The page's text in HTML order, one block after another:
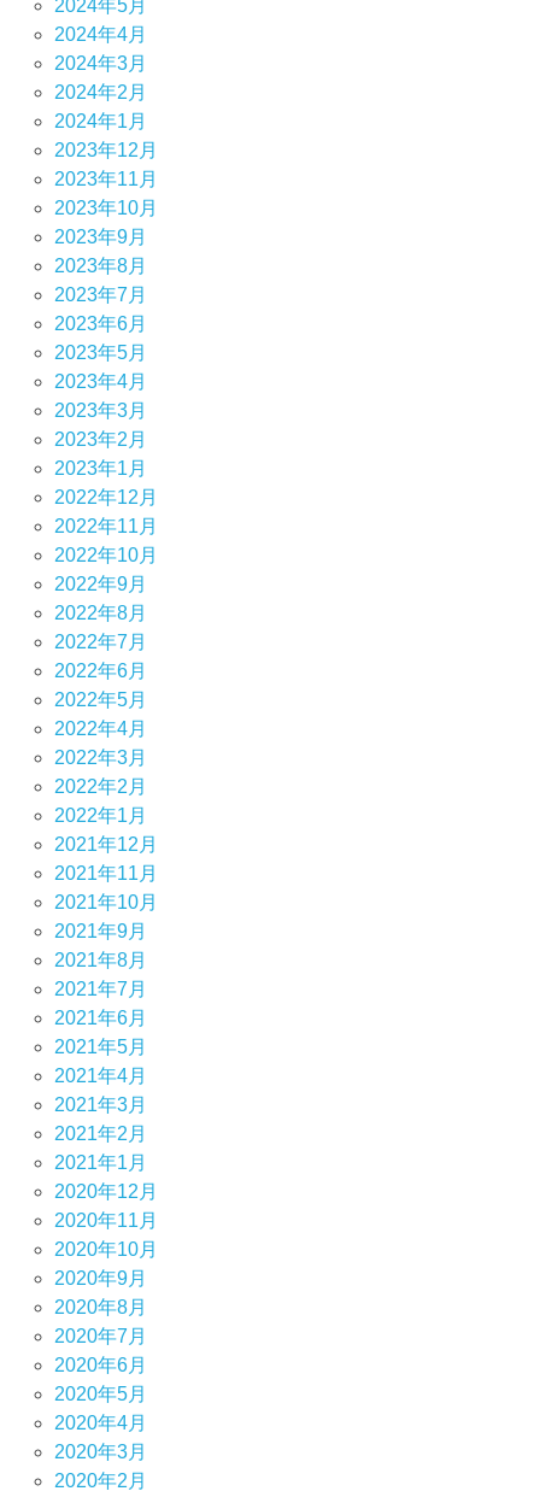
2024年5月
2024年4月
2024年3月
2024年2月
2024年1月
2023年12月
2023年11月
2023年10月
2023年9月
2023年8月
2023年7月
2023年6月
2023年5月
2023年4月
2023年3月
2023年2月
2023年1月
2022年12月
2022年11月
2022年10月
2022年9月
2022年8月
2022年7月
2022年6月
2022年5月
2022年4月
2022年3月
2022年2月
2022年1月
2021年12月
2021年11月
2021年10月
2021年9月
2021年8月
2021年7月
2021年6月
2021年5月
2021年4月
2021年3月
2021年2月
2021年1月
2020年12月
2020年11月
2020年10月
2020年9月
2020年8月
2020年7月
2020年6月
2020年5月
2020年4月
2020年3月
2020年2月